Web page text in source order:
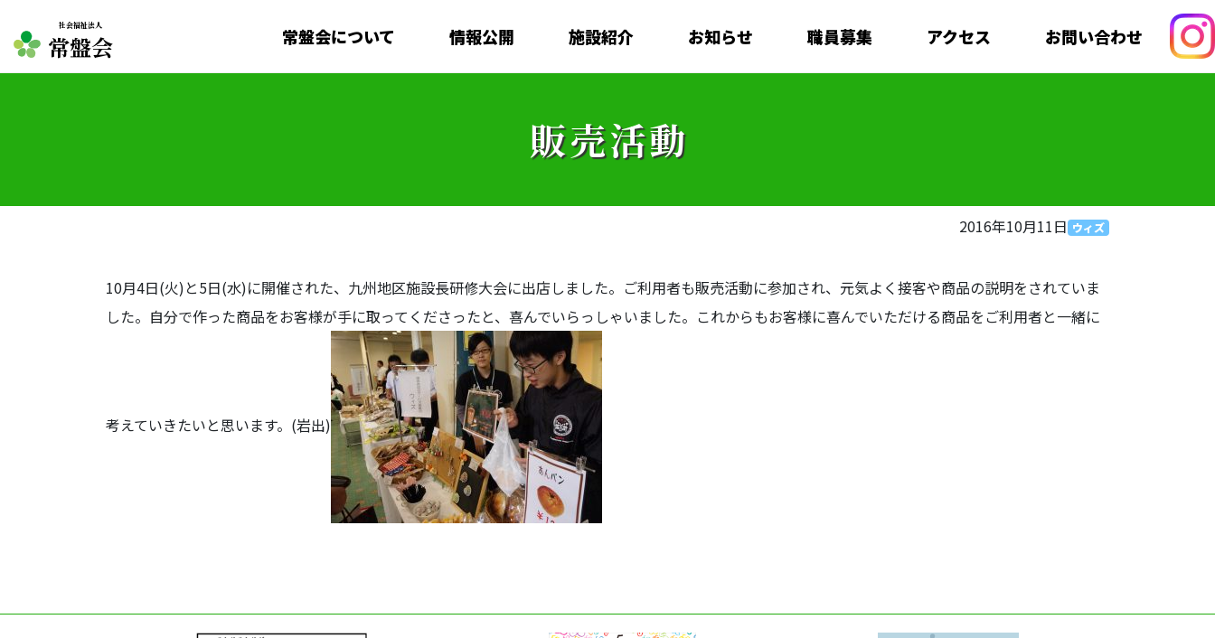
社会福祉法人
常盤会 常盤会について 情報公開 施設紹介 お知らせ 職員募集 アクセス お問い合わせ
販売活動
2016年10月11日 ウィズ
10月4日(火)と5日(水)に開催された、九州地区施設長研修大会に出店しました。ご利用者も販売活動に参加され、元気よく接客や商品の説明をされていま
した。自分で作った商品をお客様が手に取ってくださったと、喜んでいらっしゃいました。これからもお客様に喜んでいただける商品をご利用者と一緒に
考えていきたいと思います。(岩出)